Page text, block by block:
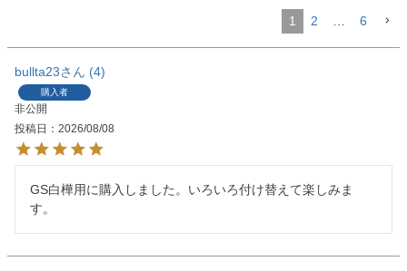
1 2 … 6
bullta23 4
購入者
非公開
投稿日
2026/08/08
GS白樺用に購入しました。いろいろ付け替えて楽しみま
す。